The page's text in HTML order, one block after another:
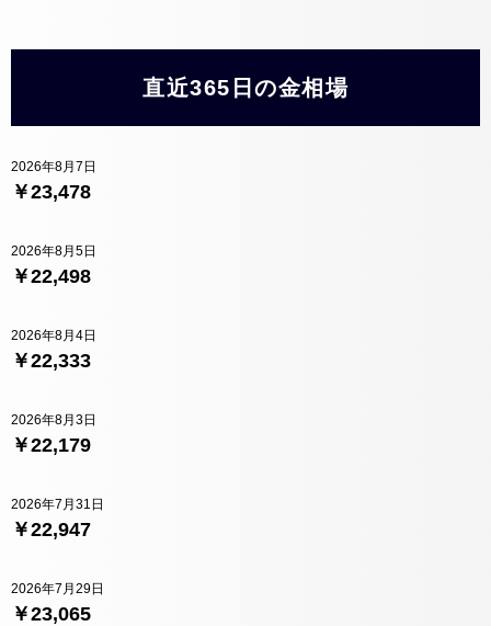
直近365日の金相場
￥23,478
2026年8月7日
￥22,498
2026年8月5日
￥22,333
2026年8月4日
￥22,179
2026年8月3日
￥22,947
2026年7月31日
￥23,065
2026年7月29日